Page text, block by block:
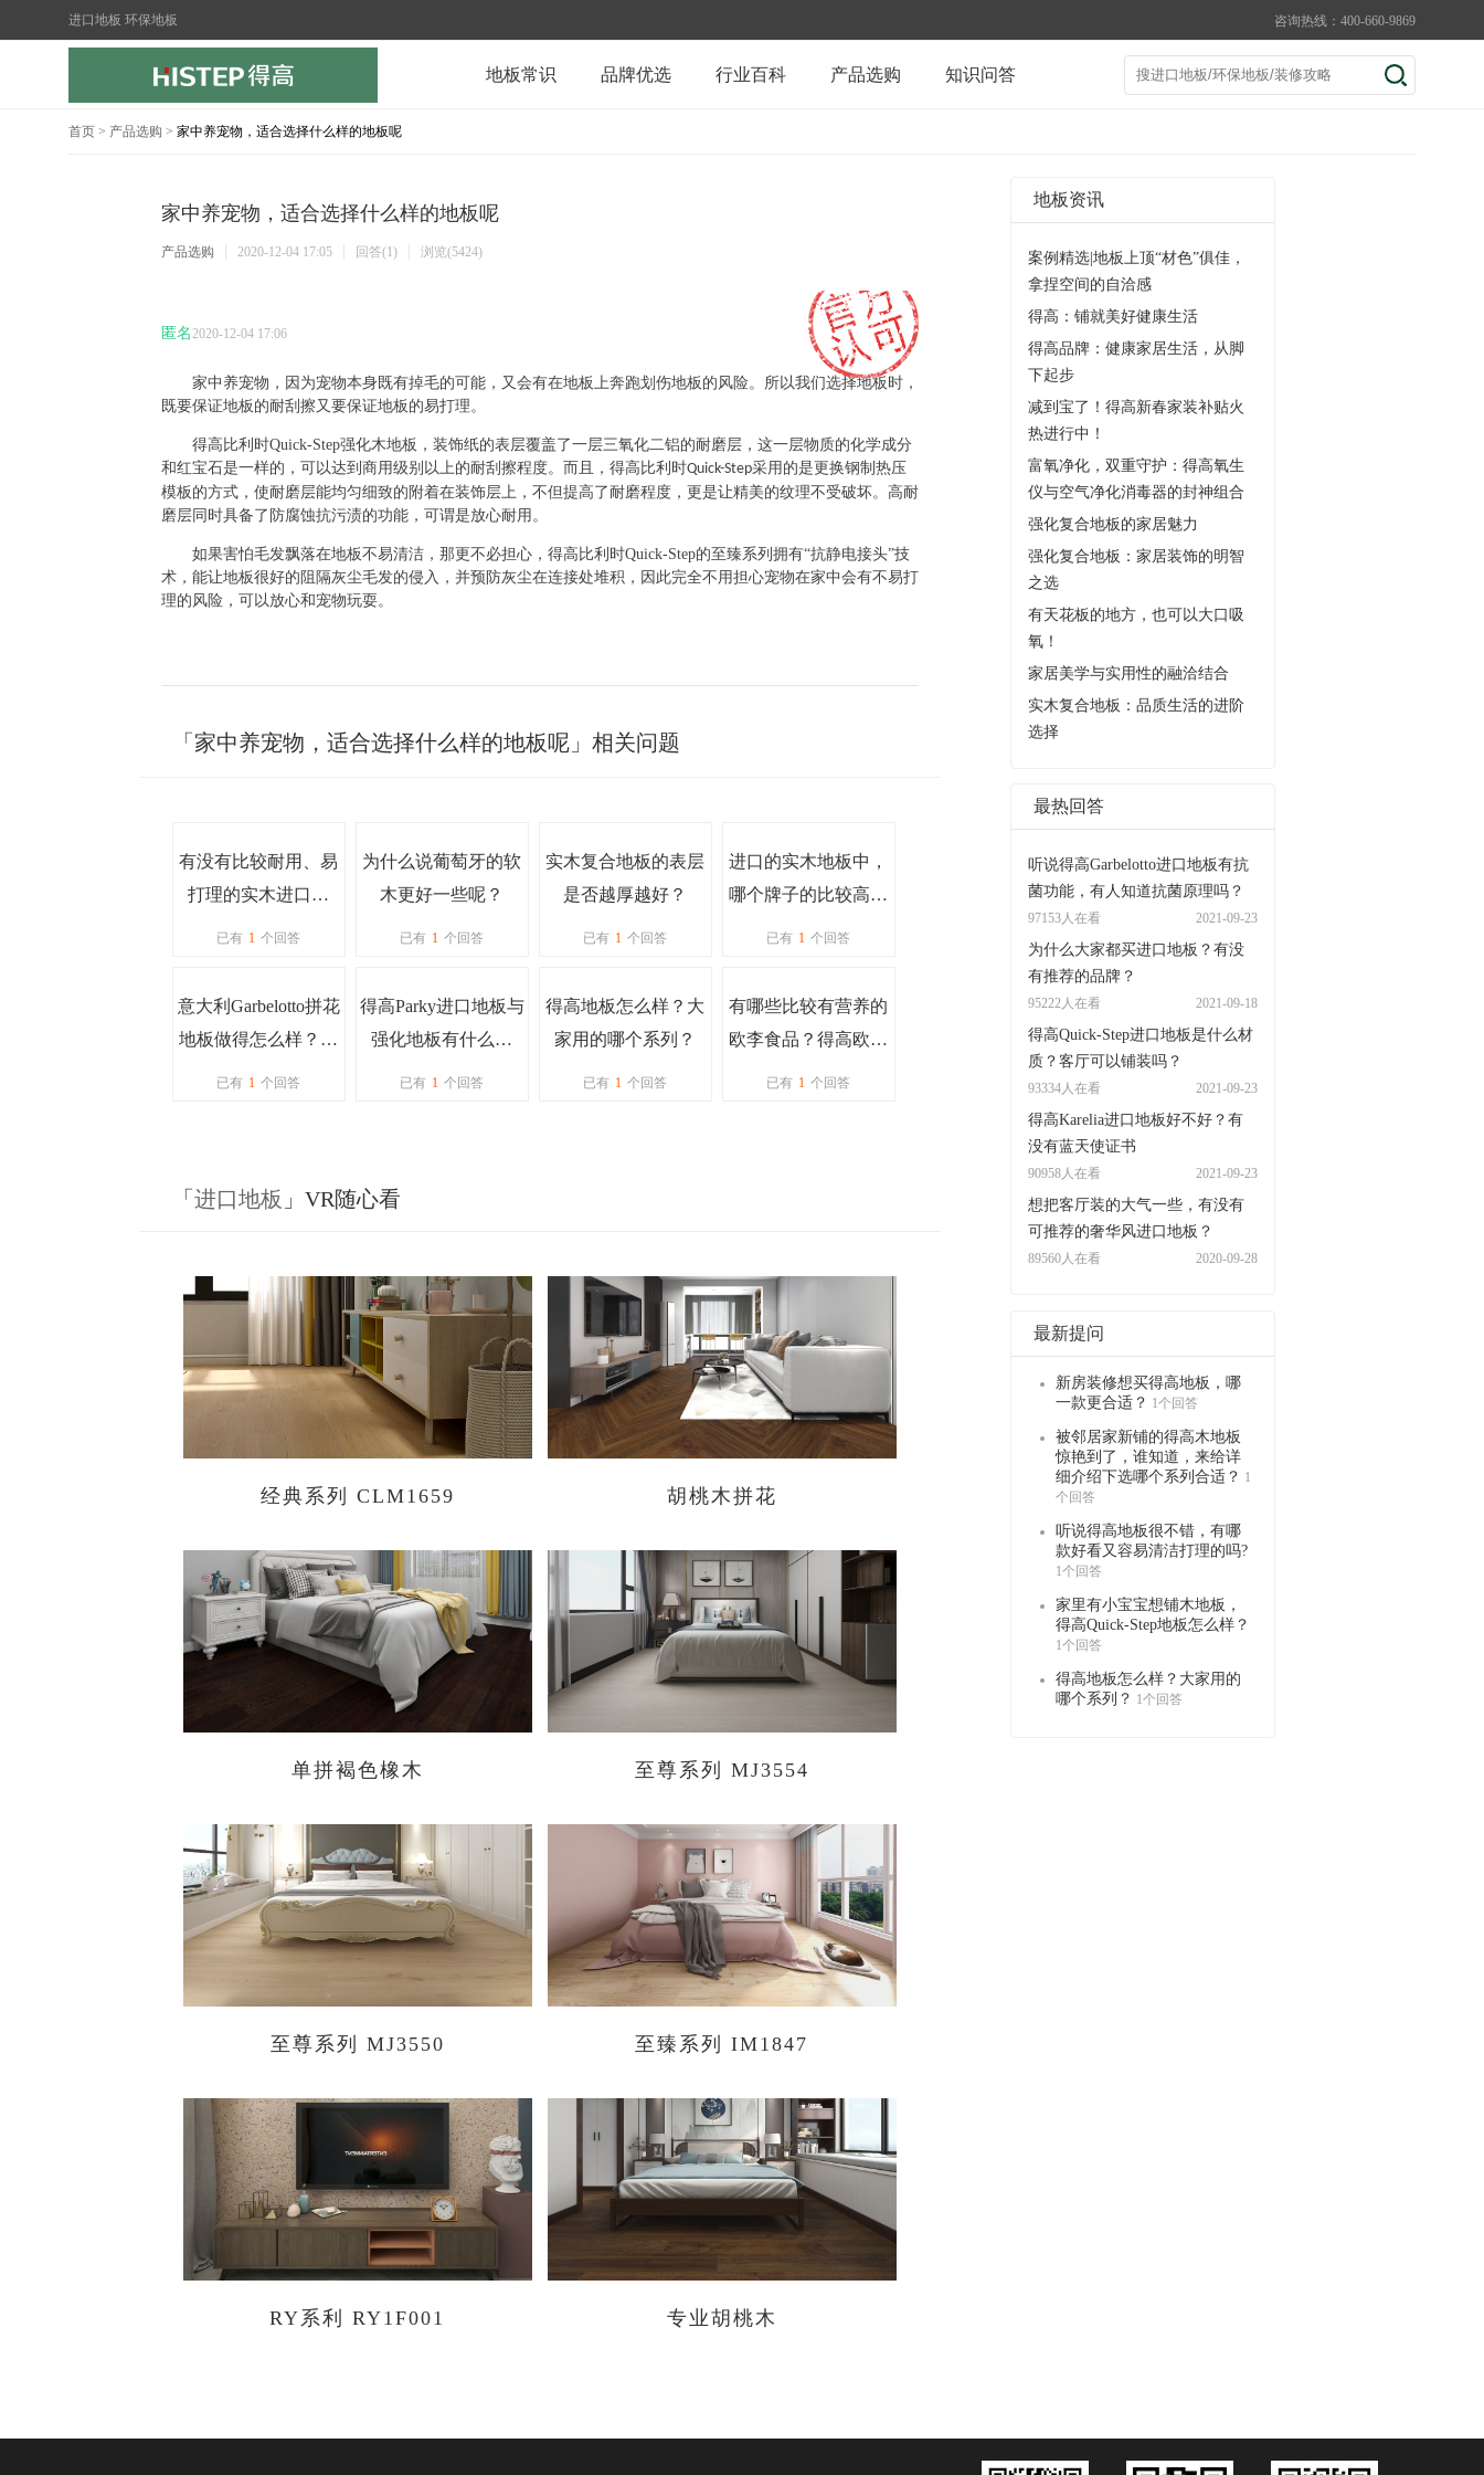
进口地板 环保地板 咨询热线：400-660-9869
地板常识 品牌优选 行业百科 产品选购 知识问答
首页 > 产品选购 > 家中养宠物，适合选择什么样的地板呢
家中养宠物，适合选择什么样的地板呢
产品选购 2020-12-04 17:05 回答(1) 浏览(5424)
匿名2020-12-04 17:06
家中养宠物，因为宠物本身既有掉毛的可能，又会有在地板上奔跑划伤地板的风险。所以我们选择地板时，
既要保证地板的耐刮擦又要保证地板的易打理。
得高比利时Quick-Step强化木地板，装饰纸的表层覆盖了一层三氧化二铝的耐磨层，这一层物质的化学成分
和红宝石是一样的，可以达到商用级别以上的耐刮擦程度。而且，得高比利时Quick-Step采用的是更换钢制热压
模板的方式，使耐磨层能均匀细致的附着在装饰层上，不但提高了耐磨程度，更是让精美的纹理不受破坏。高耐
磨层同时具备了防腐蚀抗污渍的功能，可谓是放心耐用。
如果害怕毛发飘落在地板不易清洁，那更不必担心，得高比利时Quick-Step的至臻系列拥有“抗静电接头”技
术，能让地板很好的阻隔灰尘毛发的侵入，并预防灰尘在连接处堆积，因此完全不用担心宠物在家中会有不易打
理的风险，可以放心和宠物玩耍。
「家中养宠物，适合选择什么样的地板呢」相关问题
有没有比较耐用、易
打理的实木进口地
板？
已有 1 个回答
为什么说葡萄牙的软
木更好一些呢？
已有 1 个回答
实木复合地板的表层
是否越厚越好？
已有 1 个回答
进口的实木地板中，
哪个牌子的比较高端
呢？
已有 1 个回答
意大利Garbelotto拼花
地板做得怎么样？还
能镶玻璃是吗？
已有 1 个回答
得高Parky进口地板与
强化地板有什么区
别，中间不都是高密
已有 1 个回答
得高地板怎么样？大
家用的哪个系列？
已有 1 个回答
有哪些比较有营养的
欧李食品？得高欧李
粉怎么样？
已有 1 个回答
「 进口地板 」VR随心看
经典系列 CLM1659
单拼褐色橡木
至尊系列 MJ3550
RY系利 RY1F001
胡桃木拼花
至尊系列 MJ3554
至臻系列 IM1847
专业胡桃木
地板资讯
案例精选|地板上顶“材色”俱佳，
拿捏空间的自洽感
得高：铺就美好健康生活
得高品牌：健康家居生活，从脚
下起步
减到宝了！得高新春家装补贴火
热进行中！
富氧净化，双重守护：得高氧生
仪与空气净化消毒器的封神组合
强化复合地板的家居魅力
强化复合地板：家居装饰的明智
之选
有天花板的地方，也可以大口吸
氧！
家居美学与实用性的融洽结合
实木复合地板：品质生活的进阶
选择
最热回答
听说得高Garbelotto进口地板有抗
菌功能，有人知道抗菌原理吗？
97153人在看 2021-09-23
为什么大家都买进口地板？有没
有推荐的品牌？
95222人在看 2021-09-18
得高Quick-Step进口地板是什么材
质？客厅可以铺装吗？
93334人在看 2021-09-23
得高Karelia进口地板好不好？有
没有蓝天使证书
90958人在看 2021-09-23
想把客厅装的大气一些，有没有
可推荐的奢华风进口地板？
89560人在看 2020-09-28
最新提问
新房装修想买得高地板，哪
一款更合适？ 1个回答
被邻居家新铺的得高木地板
惊艳到了，谁知道，来给详
细介绍下选哪个系列合适？ 1
个回答
听说得高地板很不错，有哪
款好看又容易清洁打理的吗?
1个回答
家里有小宝宝想铺木地板，
得高Quick-Step地板怎么样？
1个回答
得高地板怎么样？大家用的
哪个系列？ 1个回答